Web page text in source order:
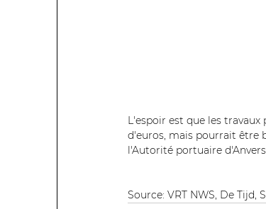
L'espoir est que les
d'euros, mais pourrait être
l'Autorité portuaire
Source: VRT NWS, De Tijd,